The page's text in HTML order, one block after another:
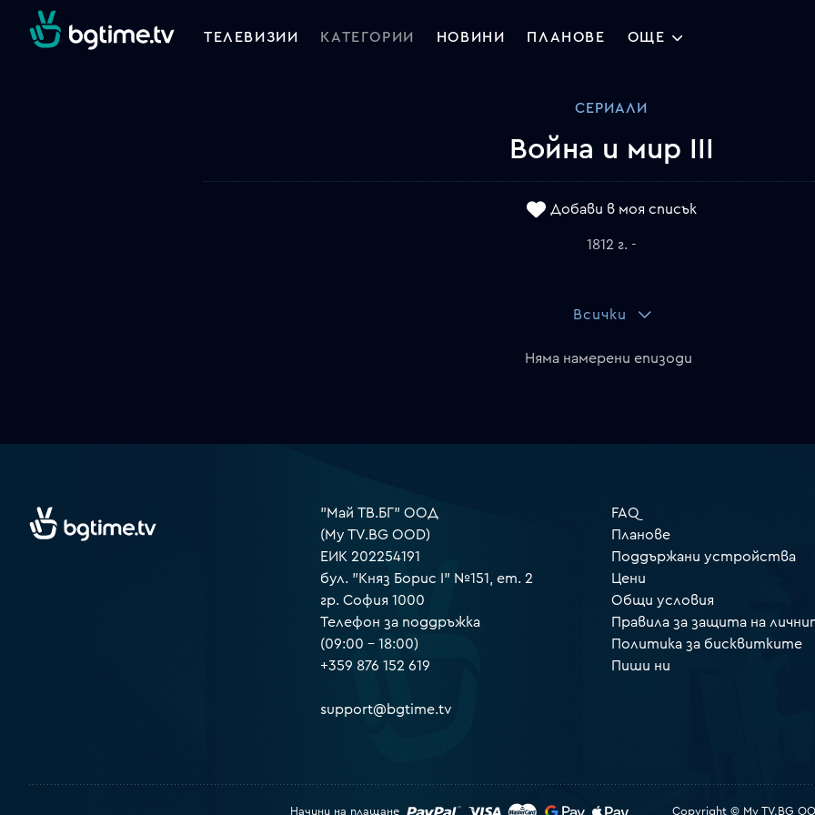
ТЕЛЕВИЗИИ КАТЕГОРИИ НОВИНИ ПЛАНОВЕ ОЩЕ
СЕРИАЛИ
Война и мир III
Добави в моя списък
1812 г. -
Всички
Няма намерени епизоди
"Май ТВ.БГ" ООД
(My TV.BG OOD)
ЕИК 202254191
бул. "Княз Борис I" №151, ет. 2
гр. София 1000
Телефон за поддръжка
(09:00 – 18:00)
+359 876 152 619
support@bgtime.tv
FAQ
Планове
Поддържани устройства
Цени
Общи условия
Правила за защита на
Политика за бисквитките
Пиши ни
Начини на плащане Copyright © My TV.BG